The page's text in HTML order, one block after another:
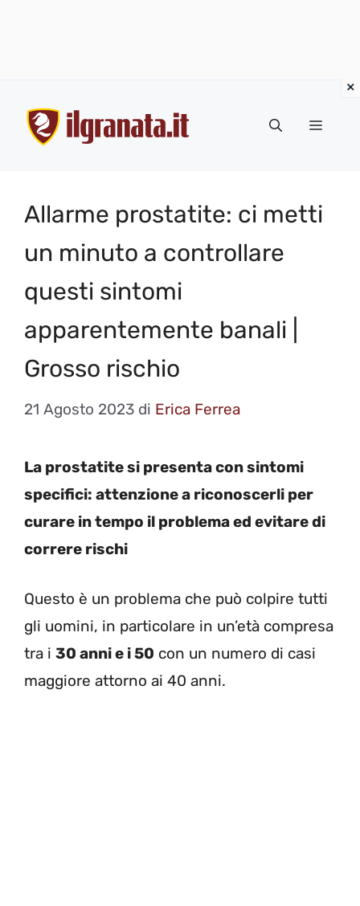
contenuto
Menu
Allarme prostatite: ci metti
un minuto a controllare
questi sintomi
apparentemente banali |
Grosso rischio
21 Agosto 2023 di Erica Ferrea
La prostatite si presenta con sintomi
specifici: attenzione a riconoscerli per
curare in tempo il problema ed evitare di
correre rischi
Questo è un problema che può colpire tutti
gli uomini, in particolare in un’età compresa
tra i 30 anni e i 50 con un numero di casi
maggiore attorno ai 40 anni.